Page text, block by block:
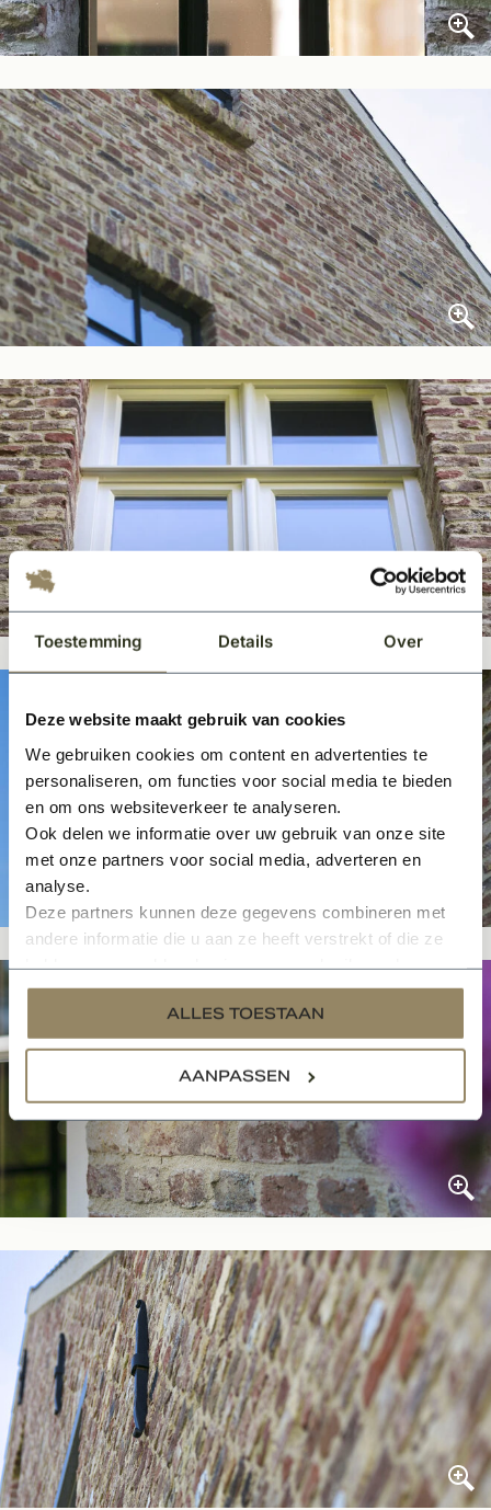
Toestemming Details Over
Deze website maakt gebruik van cookies
We gebruiken cookies om content en advertenties te
personaliseren, om functies voor social media te bieden
en om ons websiteverkeer te analyseren.
Ook delen we informatie over uw gebruik van onze site
met onze partners voor social media, adverteren en
analyse.
Deze partners kunnen deze gegevens combineren met
andere informatie die u aan ze heeft verstrekt of die ze
services.
ALLES TOESTAAN
AANPASSEN